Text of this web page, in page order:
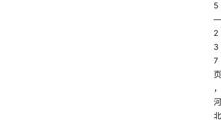
5
—
2
3
7
页
，
河
北